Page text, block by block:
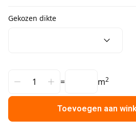
Gekozen dikte
= m2
Toevoegen aan